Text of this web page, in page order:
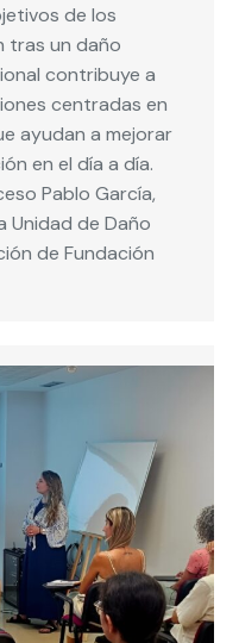
de los
tras un daño
contribuye a
centradas en
ayudan a mejorar
en el día a día.
Pablo García,
Unidad de Daño
de Fundación